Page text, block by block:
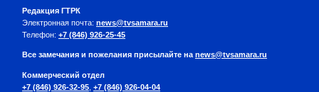
Редакция ГТРК
Электронная почта: news@tvsamara.ru
Телефон: +7 (846) 926-25-45
Все замечания и пожелания присылайте наnews@tvsamara.ru
Коммерческий отдел
+7 (846) 926-32-95 +7 (846) 926-04-04